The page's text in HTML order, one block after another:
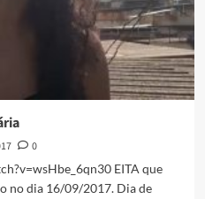
0
EITA que
no dia 16/09/2017. Dia de